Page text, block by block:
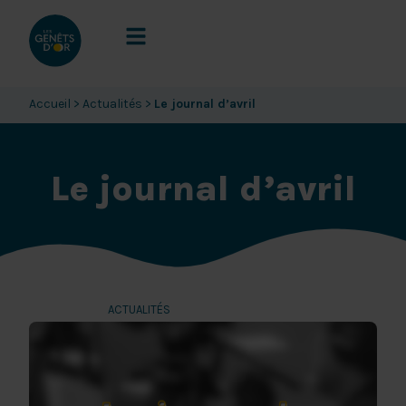
Accueil > Actualités > Le journal d’avril
Le journal d’avril
ACTUALITÉS